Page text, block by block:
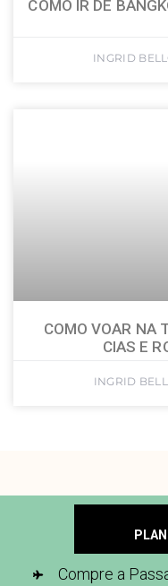
COMO IR DE
INGRID
COMO VOAR NA
CIAS E
INGRID
Compre a